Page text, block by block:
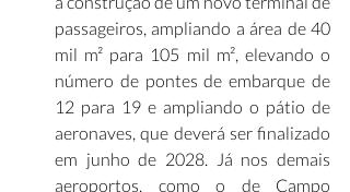
passageiros, ampliando a área de 40
mil m² para 105 mil m², elevando o
número de pontes de embarque de
12 para 19 e ampliando o pátio de
aeronaves, que deverá ser finalizado
em junho de 2028. Já nos demais
aeroportos, como o de Campo